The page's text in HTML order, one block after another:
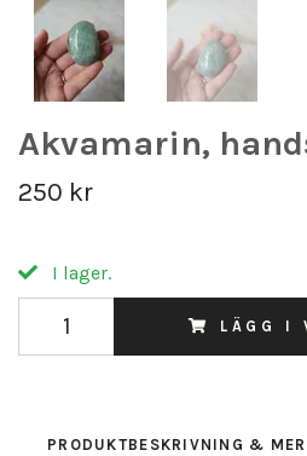
Akvamarin,
250 kr
I lager.
LÄGG I
PRODUKTBESKRIVNING &